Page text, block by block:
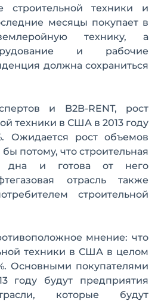
строительной техники и
месяцы покупает в
технику, а
и рабочие
должна сохраниться
и B2B-RENT, рост
техники в США в 2013 году
Ожидается рост объемов
бы потому, что строительная
дна и готова от него
отрасль также
строительной
мнение: что
техники в США в целом
Основными покупателями
году будут предприятия
которые будут